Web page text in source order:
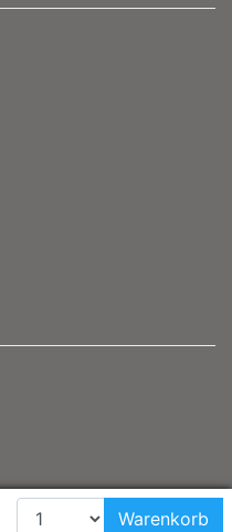
Warenkorb